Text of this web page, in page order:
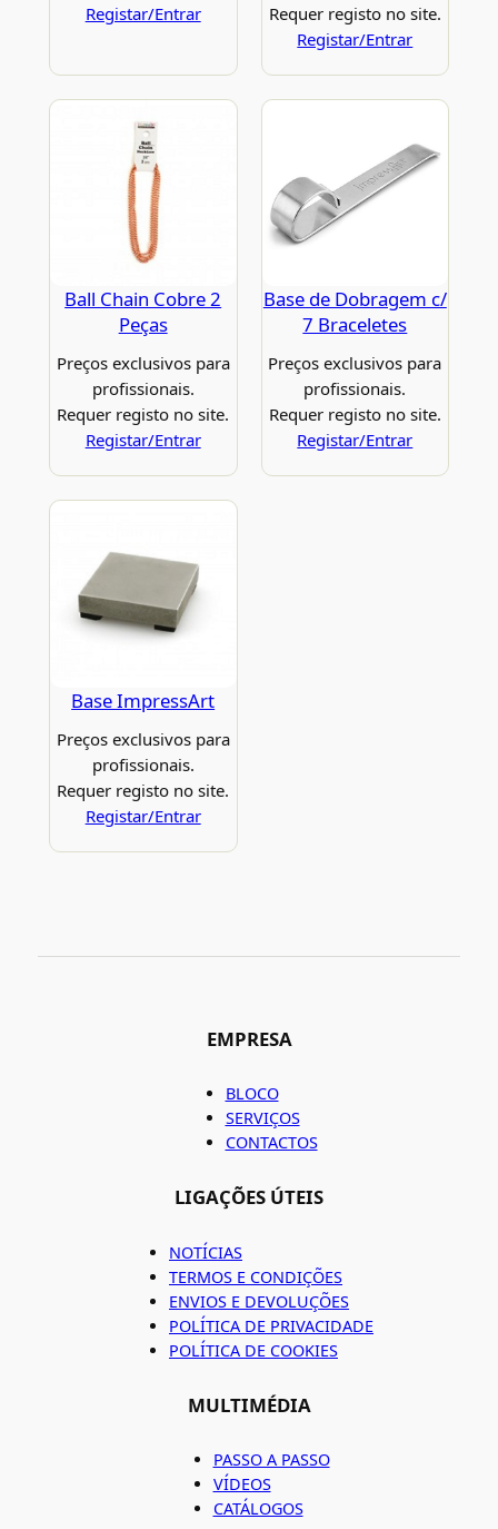
Registar/Entrar
Requer registo no site.
Registar/Entrar
Ball Chain Cobre 2
Peças
Preços exclusivos para
profissionais.
Requer registo no site.
Registar/Entrar
Base de Dobragem c/
7 Braceletes
Preços exclusivos para
profissionais.
Requer registo no site.
Registar/Entrar
Base ImpressArt
Preços exclusivos para
profissionais.
Requer registo no site.
Registar/Entrar
EMPRESA
BLOCO
SERVIÇOS
CONTACTOS
LIGAÇÕES ÚTEIS
NOTÍCIAS
TERMOS E CONDIÇÕES
ENVIOS E DEVOLUÇÕES
POLÍTICA DE PRIVACIDADE
POLÍTICA DE COOKIES
MULTIMÉDIA
PASSO A PASSO
VÍDEOS
CATÁLOGOS